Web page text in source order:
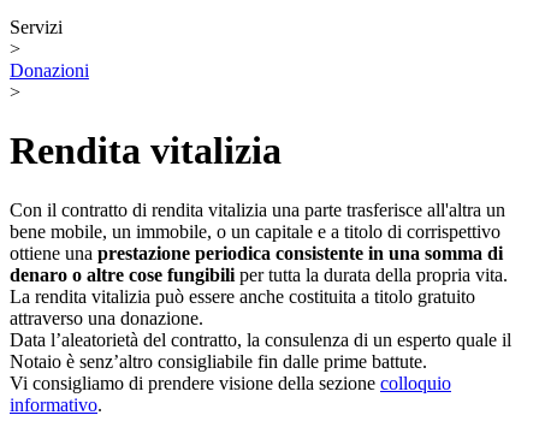
Servizi
>
Donazioni
>
Rendita vitalizia
Con il contratto di rendita vitalizia una parte trasferisce all'altra un
bene mobile, un immobile, o un capitale e a titolo di corrispettivo
ottiene una prestazione periodica consistente in una somma di
denaro o altre cose fungibili per tutta la durata della propria vita.
La rendita vitalizia può essere anche costituita a titolo gratuito
attraverso una donazione.
Data l’aleatorietà del contratto, la consulenza di un esperto quale il
Notaio è senz’altro consigliabile fin dalle prime battute.
Vi consigliamo di prendere visione della sezione colloquio
informativo.